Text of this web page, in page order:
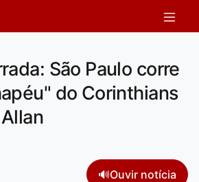
São Paulo corre
do Corinthians
🔊Ouvir notícia